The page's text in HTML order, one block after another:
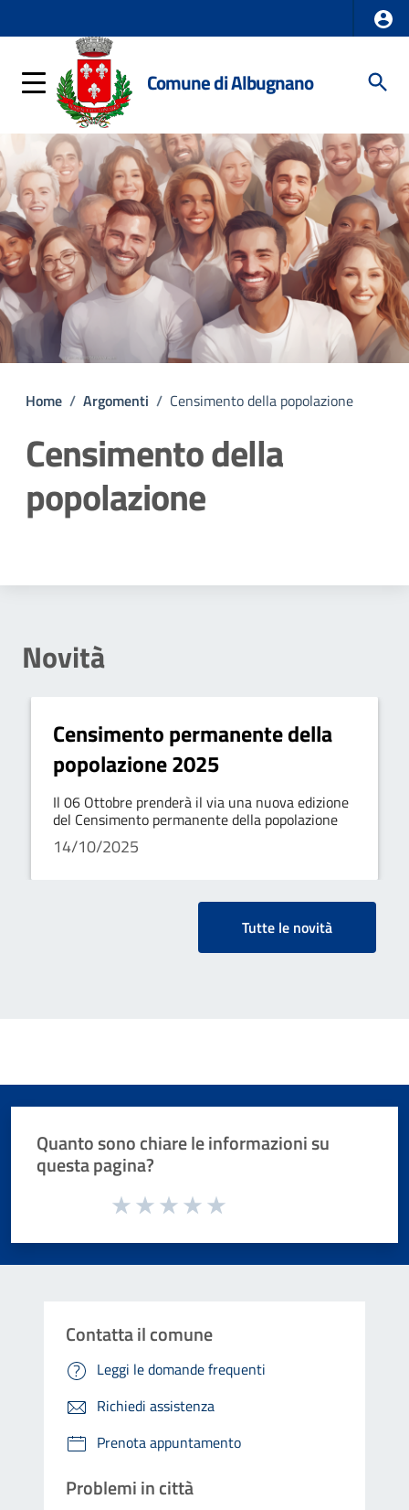
Comune di Albugnano
Home / Argomenti / Censimento della popolazione
Censimento della
popolazione
Novità
Censimento permanente della
popolazione 2025
Il 06 Ottobre prenderà il via una nuova edizione
del Censimento permanente della popolazione
14/10/2025
Tutte le novità
Quanto sono chiare le informazioni su
questa pagina?
Valuta da 1 a 5 stelle la pagina
Contatta il comune
Leggi le domande frequenti
Richiedi assistenza
Prenota appuntamento
Problemi in città